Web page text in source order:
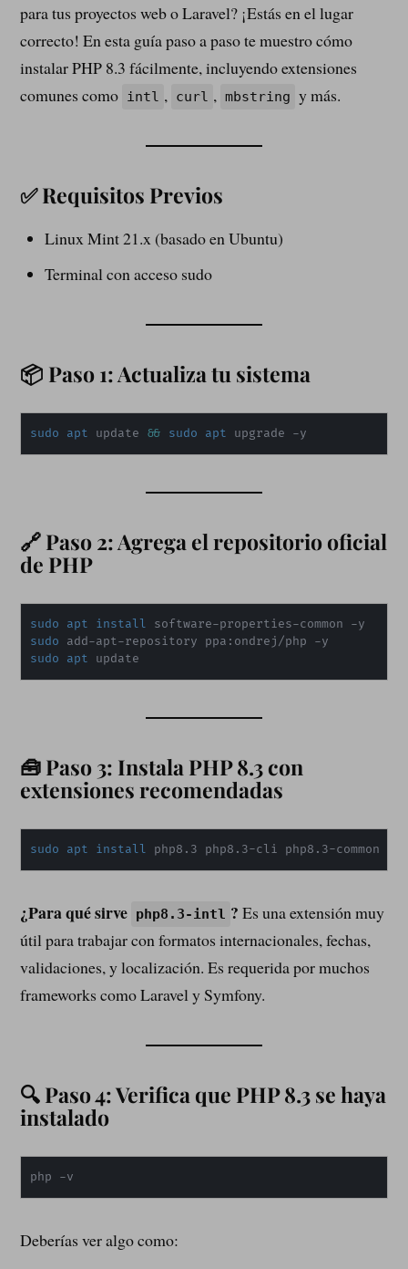
para tus proyectos web o Laravel? ¡Estás en el lugar
correcto! En esta guía paso a paso te muestro cómo
instalar PHP 8.3 fácilmente, incluyendo extensiones
comunes como intl , curl , mbstring y más.
✅ Requisitos Previos
Linux Mint 21.x (basado en Ubuntu)
Terminal con acceso sudo
📦 Paso 1: Actualiza tu sistema
sudo apt update && sudo apt upgrade -y
🔗 Paso 2: Agrega el repositorio oficial
de PHP
sudo apt install
sudo
sudo
apt update
🧰 Paso 3: Instala PHP 8.3 con
extensiones recomendadas
sudo apt install php8.3 php8.3-cli php8.3-common
¿Para qué sirve php8.3-intl ? Es una extensión muy
útil para trabajar con formatos internacionales, fechas,
validaciones, y localización. Es requerida por muchos
frameworks como Laravel y Symfony.
🔍 Paso 4: Verifica que PHP 8.3 se haya
instalado
php -v
Deberías ver algo como: